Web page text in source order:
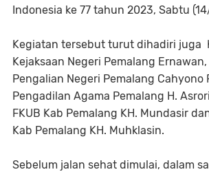
Indonesia ke 77 tahun 2023, Sabtu
Kegiatan tersebut turut dihadiri juga
Kejaksaan Negeri Pemalang Ernawan,
Pengalian Negeri Pemalang Cahyono
Pengadilan Agama Pemalang H.
FKUB Kab Pemalang KH. Mundasir
Kab Pemalang KH. Muhklasin.
Sebelum jalan sehat dimulai, dalam